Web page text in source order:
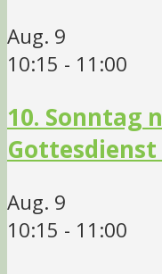
Aug. 9
10:15 - 11:00
10. Sonntag
Aug. 9
10:15 - 11:00